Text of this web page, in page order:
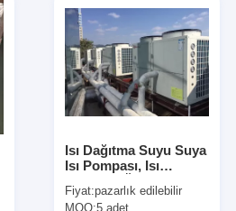
Isı Dağıtma Suyu Suya
Isı Pompası, Isı
Fiyat:pazarlık edilebilir
MOQ:5 adet